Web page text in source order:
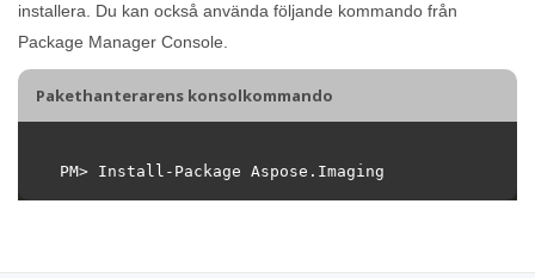
installera. Du kan också använda följande kommando från
Package Manager Console.
Pakethanterarens konsolkommando